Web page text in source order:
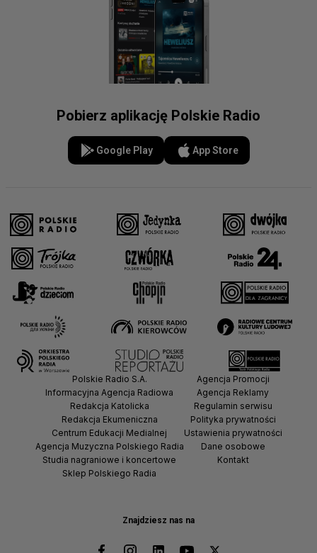
Pobierz aplikację Polskie Radio
Google Play App Store
Znajdziesz nas na
Polskie Radio S.A.
Informacyjna Agencja Radiowa
Redakcja Katolicka
Redakcja Ekumeniczna
Centrum Edukacji Medialnej
Agencja Muzyczna Polskiego Radia
Studia nagraniowe i koncertowe
Sklep Polskiego Radia
Agencja Promocji
Agencja Reklamy
Regulamin serwisu
Polityka prywatności
Ustawienia prywatności
Dane osobowe
Kontakt